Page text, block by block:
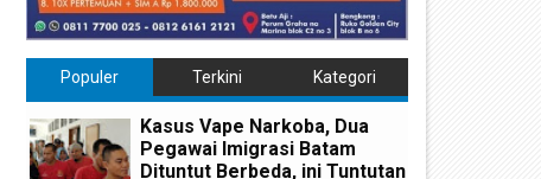
Populer Terkini Kategori
Kasus Vape Narkoba, Dua
Pegawai Imigrasi Batam
Dituntut Berbeda, ini Tuntutan